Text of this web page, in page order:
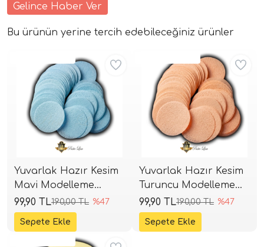
Gelince Haber Ver
Bu ürünün yerine tercih edebileceğiniz ürünler
Yuvarlak Hazır Kesim
Mavi Modelleme
Kağıdı 5 cm (75 Adet)
190,00 TL %47
99,90 TL
Yuvarlak Hazır Kesim
Turuncu Modelleme
Kağıdı 5 cm (75 Adet)
190,00 TL %47
99,90 TL